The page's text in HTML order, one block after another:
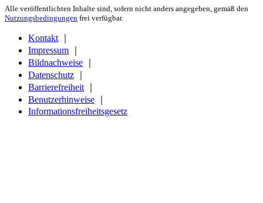
Alle veröffentlichten Inhalte sind, sofern nicht anders angegeben, gemäß den
Nutzungsbedingungen frei verfügbar.
Kontakt
Impressum
Bildnachweise
Datenschutz
Barrierefreiheit
Benutzerhinweise
Informationsfreiheitsgesetz